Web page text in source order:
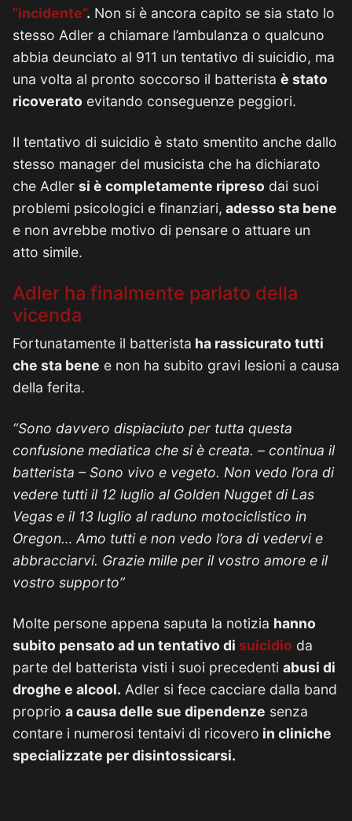
”incidente”. Non si è ancora capito se sia stato lo
stesso Adler a chiamare l’ambulanza o qualcuno
abbia deunciato al 911 un tentativo di suicidio, ma
una volta al pronto soccorso il batterista è stato
ricoverato evitando conseguenze peggiori.
Il tentativo di suicidio è stato smentito anche dallo
stesso manager del musicista che ha dichiarato
che Adler si è completamente ripreso dai suoi
problemi psicologici e finanziari, adesso sta bene
e non avrebbe motivo di pensare o attuare un
atto simile.
Adler ha finalmente parlato della
vicenda
Fortunatamente il batterista ha rassicurato tutti
che sta bene e non ha subito gravi lesioni a causa
della ferita.
“Sono davvero dispiaciuto per tutta questa
confusione mediatica che si è creata. – continua il
batterista – Sono vivo e vegeto. Non vedo l’ora di
vedere tutti il ​​12 luglio al Golden Nugget di Las
Vegas e il 13 luglio al raduno motociclistico in
Oregon… Amo tutti e non vedo l’ora di vedervi e
abbracciarvi. Grazie mille per il vostro amore e il
vostro supporto”
Molte persone appena saputa la notizia hanno
subito pensato ad un tentativo di suicidio da
parte del batterista visti i suoi precedenti abusi di
droghe e alcool. Adler si fece cacciare dalla band
proprio a causa delle sue dipendenze senza
contare i numerosi tentaivi di ricovero in cliniche
specializzate per disintossicarsi.